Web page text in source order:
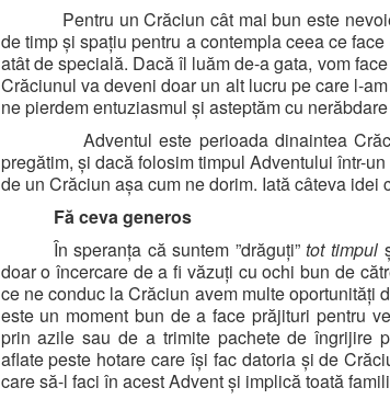
Pentru un Crăciun cât mai bun este
de timp și spațiu pentru a contempla ceea ce
atât de specială. Dacă îl luăm de-a gata, vom
Crăciunul va deveni doar un alt lucru pe care l-
ne pierdem entuziasmul și asteptăm cu
Adventul este perioada dinaintea
pregătim, și dacă folosim timpul Adventului într-
de un Crăciun așa cum ne dorim. Iată câteva idei
Fă ceva generos
În speranța că suntem ”drăguți”tot timpul
doar o încercare de a fi văzuți cu ochi bun de
ce ne conduc la Crăciun avem multe oportunități
este un moment bun de a face prăjituri pentru
prin azile sau de a trimite pachete de îngrijire
aflate peste hotare care își fac datoria și de
care să-l faci în acest Advent și implică toată